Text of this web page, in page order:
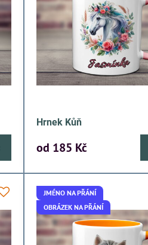
Hrnek Kůň
od 185 Kč
JMÉNO NA PŘÁNÍ
OBRÁZEK NA PŘÁNÍ